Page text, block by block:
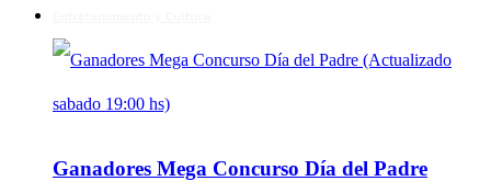
Ganadores Mega Concurso Día del Padre